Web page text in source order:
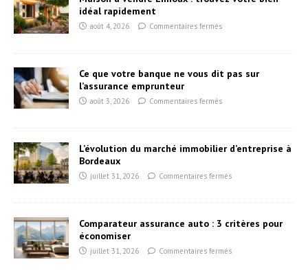
idéal rapidement
août 4, 2026 Commentaires fermés
Ce que votre banque ne vous dit pas sur
l’assurance emprunteur
août 3, 2026 Commentaires fermés
L’évolution du marché immobilier d’entreprise à
Bordeaux
juillet 31, 2026 Commentaires fermés
Comparateur assurance auto : 3 critères pour
économiser
juillet 31, 2026 Commentaires fermés